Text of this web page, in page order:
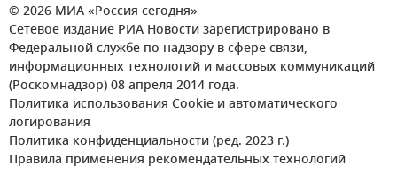
© 2026 МИА «Россия сегодня»
Сетевое издание РИА Новости зарегистрировано в
Федеральной службе по надзору в сфере связи,
информационных технологий и массовых коммуникаций
(Роскомнадзор) 08 апреля 2014 года.
Политика использования Cookie и автоматического
логирования
Политика конфиденциальности (ред. 2023 г.)
Правила применения рекомендательных технологий